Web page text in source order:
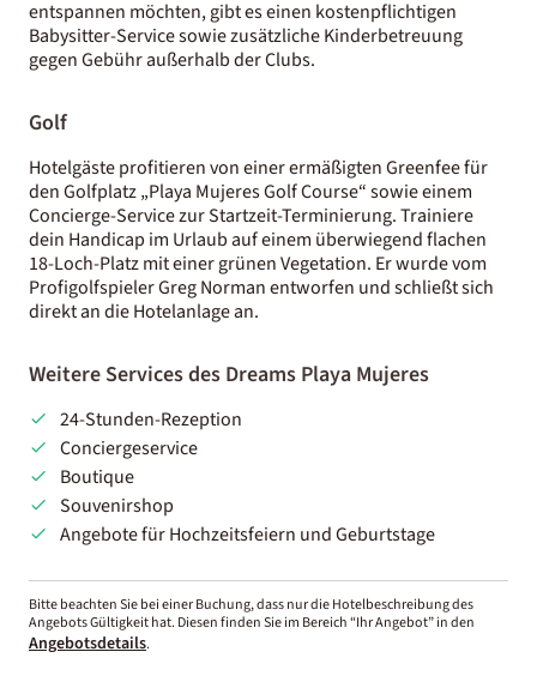
entspannen möchten, gibt es einen kostenpflichtigen
Babysitter-Service sowie zusätzliche Kinderbetreuung
gegen Gebühr außerhalb der Clubs.
Golf
Hotelgäste profitieren von einer ermäßigten Greenfee für
den Golfplatz „Playa Mujeres Golf Course“ sowie einem
Concierge-Service zur Startzeit-Terminierung. Trainiere
dein Handicap im Urlaub auf einem überwiegend flachen
18-Loch-Platz mit einer grünen Vegetation. Er wurde vom
Profigolfspieler Greg Norman entworfen und schließt sich
direkt an die Hotelanlage an.
Weitere Services des Dreams Playa Mujeres
24-Stunden-Rezeption
Conciergeservice
Boutique
Souvenirshop
Angebote für Hochzeitsfeiern und Geburtstage
Bitte beachten Sie bei einer Buchung, dass nur die Hotelbeschreibung des
Angebots Gültigkeit hat. Diesen finden Sie im Bereich “Ihr Angebot” in den
Angebotsdetails.